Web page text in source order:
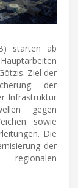
starten ab
Ziel der
der
Infrastruktur
gegen
sowie
Die
der